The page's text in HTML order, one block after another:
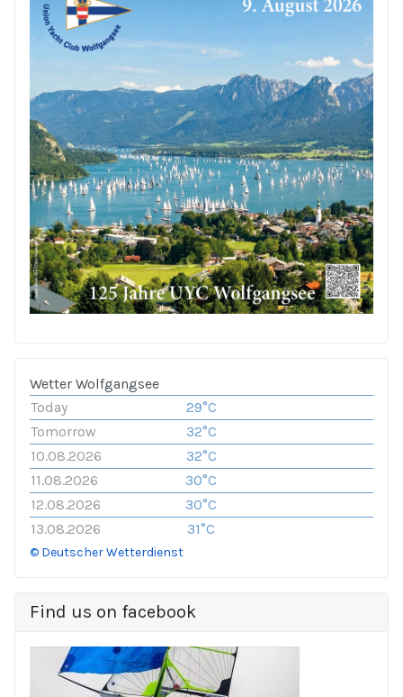
Wetter Wolfgangsee
Today
29°C
Tomorrow
32°C
10.08.2026
32°C
11.08.2026
30°C
12.08.2026
30°C
13.08.2026
31°C
© Deutscher Wetterdienst
Find us on facebook